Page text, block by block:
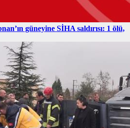
güneyine SİHA saldırısı: 1 ölü,